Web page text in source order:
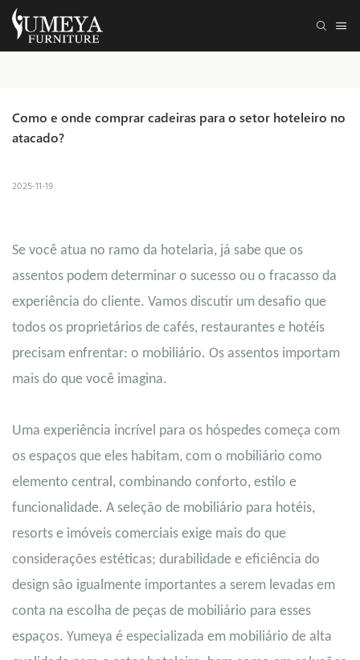
Como e onde comprar cadeiras para o setor hoteleiro no
atacado?
2025-11-19
Se você atua no ramo da hotelaria, já sabe que os
assentos podem determinar o sucesso ou o fracasso da
experiência do cliente. Vamos discutir um desafio que
todos os proprietários de cafés, restaurantes e hotéis
precisam enfrentar: o mobiliário. Os assentos importam
mais do que você imagina.
Uma experiência incrível para os hóspedes começa com
os espaços que eles habitam, com o mobiliário como
elemento central, combinando conforto, estilo e
funcionalidade. A seleção de mobiliário para hotéis,
resorts e imóveis comerciais exige mais do que
considerações estéticas; durabilidade e eficiência do
design são igualmente importantes a serem levadas em
conta na escolha de peças de mobiliário para esses
espaços. Yumeya é especializada em mobiliário de alta